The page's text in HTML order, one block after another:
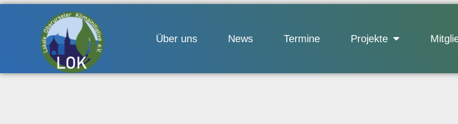
Über uns News Termine Projekte